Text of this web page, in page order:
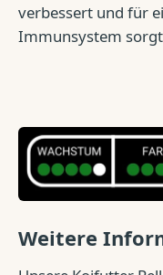
verbessert und für
Immunsystem
Weitere